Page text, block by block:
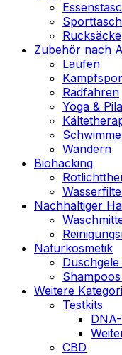
Rucksäcke
Zubehör nach
Laufen
Radfahren
Yoga &
Wandern
Biohacking
Nachhaltiger
Naturkosmetik
Weitere
Testkits
CBD